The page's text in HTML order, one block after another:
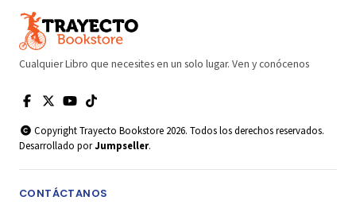
Cualquier Libro que necesites en un solo lugar. Ven y conócenos
Copyright Trayecto Bookstore 2026. Todos los derechos reservados.
Desarrollado porJumpseller.
CONTÁCTANOS